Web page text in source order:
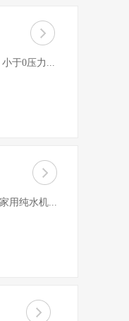
于0压力...
用纯水机...